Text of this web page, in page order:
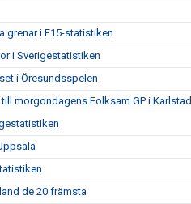
grenar i F15-statistiken
i Sverigestatistiken
i Öresundsspelen
till morgondagens Folksam GP i Karlstad
de 20 främsta